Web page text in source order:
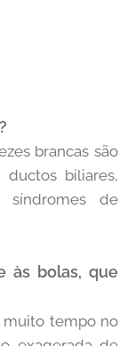
brancas são
ductos biliares,
síndromes de
às bolas, que
muito tempo no